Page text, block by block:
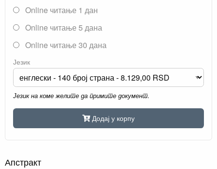
Online читање 1 дан
Online читање 5 дана
Online читање 30 дана
Језик
Језик на коме желите да примите документ.
Додај у корпу
Апстракт